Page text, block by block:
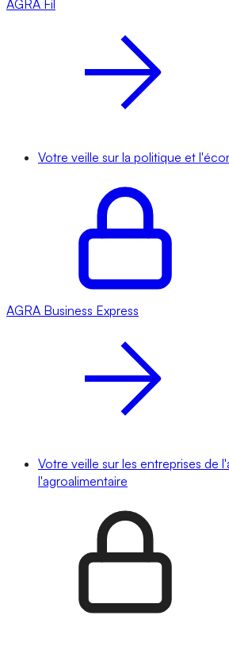
AGRA Fil
Votre veille sur la politique et
AGRA Business Express
Votre veille sur les entreprises de
l'agroalimentaire